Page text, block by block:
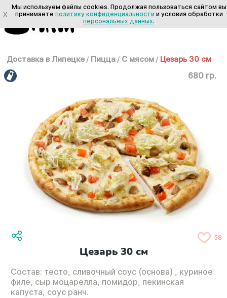
Доставка в Липецке / Пицца / С мясом / Цезарь 30 см
680 гр.
58
Цезарь 30 см
Состав: тесто, сливочный соус (основа) , куриное
филе, сыр моцарелла, помидор, пекинская
капуста, соус ранч.
X
Мы используем файлы cookies. Продолжая пользоваться сайтом вы
принимаете политику конфиденциальности и условия обработки
персональных данных.